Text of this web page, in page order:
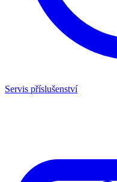
Servis příslušenství